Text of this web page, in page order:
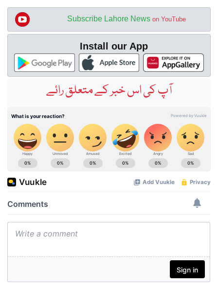
Subscribe Lahore News on YouTube
Install our App
آپ کی اس خبر کے متعلق رائے